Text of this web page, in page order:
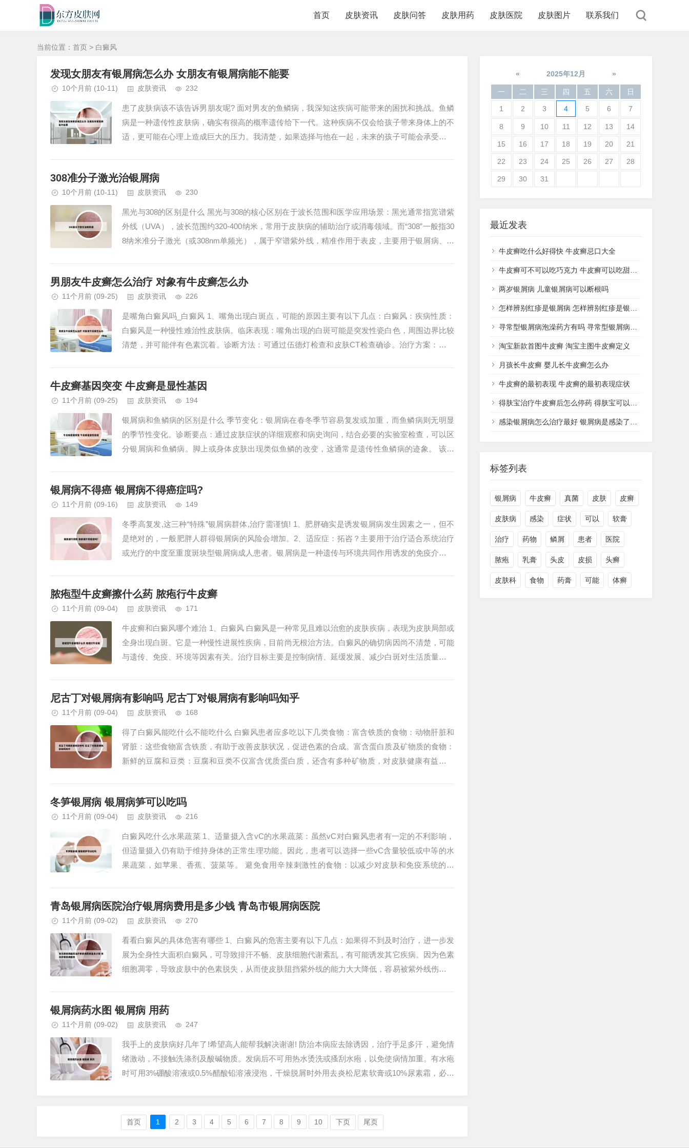
首页 皮肤资讯 皮肤问答 皮肤用药 皮肤医院 皮肤图片 联系我们
当前位置： 首页 > 白癜风
发现女朋友有银屑病怎么办 女朋友有银屑病能不能要
10个月前 (10-11) 皮肤资讯 232
患了皮肤病该不该告诉男朋友呢? 面对男友的鱼鳞病，我深知这疾病可能带来的困扰和挑战。鱼鳞
病是一种遗传性皮肤病，确实有很高的概率遗传给下一代。这种疾病不仅会给孩子带来身体上的不
适，更可能在心理上造成巨大的压力。我清楚，如果选择与他在一起，未来的孩子可能会承受这份
308准分子激光治银屑病
10个月前 (10-11) 皮肤资讯 230
黑光与308的区别是什么 黑光与308的核心区别在于波长范围和医学应用场景：黑光通常指宽谱紫
外线（UVA），波长范围约320-400纳米，常用于皮肤病的辅助治疗或消毒领域。而“308”一般指30
8纳米准分子激光（或308nm单频光），属于窄谱紫外线，精准作用于表皮，主要用于银屑病、白
男朋友牛皮癣怎么治疗 对象有牛皮癣怎么办
11个月前 (09-25) 皮肤资讯 226
是嘴角白癜风吗_白癜风 1、嘴角出现白斑点，可能的原因主要有以下几点：白癜风：疾病性质：
白癜风是一种慢性难治性皮肤病。临床表现：嘴角出现的白斑可能是突发性瓷白色，周围边界比较
清楚，并可能伴有色素沉着。诊断方法：可通过伍德灯检查和皮肤CT检查确诊。治疗方案：涂抹
牛皮癣基因突变 牛皮癣是显性基因
11个月前 (09-25) 皮肤资讯 194
银屑病和鱼鳞病的区别是什么 季节变化：银屑病在春冬季节容易复发或加重，而鱼鳞病则无明显
的季节性变化。诊断要点：通过皮肤症状的详细观察和病史询问，结合必要的实验室检查，可以区
分银屑病和鱼鳞病。脚上或身体皮肤出现类似鱼鳞的改变，这通常是遗传性鱼鳞病的迹象。 该病
银屑病不得癌 银屑病不得癌症吗?
11个月前 (09-16) 皮肤资讯 149
冬季高复发,这三种“特殊”银屑病群体,治疗需谨慎! 1、肥胖确实是诱发银屑病发生因素之一，但不
是绝对的，一般肥胖人群得银屑病的风险会增加。2、适应症：拓咨？主要用于治疗适合系统治疗
或光疗的中度至重度斑块型银屑病成人患者。银屑病是一种遗传与环境共同作用诱发的免疫介导的
脓疱型牛皮癣擦什么药 脓疱行牛皮癣
11个月前 (09-04) 皮肤资讯 171
牛皮癣和白癜风哪个难治 1、白癜风 白癜风是一种常见且难以治愈的皮肤疾病，表现为皮肤局部或
全身出现白斑。它是一种慢性进展性疾病，目前尚无根治方法。白癜风的确切病因尚不清楚，可能
与遗传、免疫、环境等因素有关。治疗目标主要是控制病情、延缓发展、减少白斑对生活质量的影
尼古丁对银屑病有影响吗 尼古丁对银屑病有影响吗知乎
11个月前 (09-04) 皮肤资讯 168
得了白癜风能吃什么不能吃什么 白癜风患者应多吃以下几类食物：富含铁质的食物：动物肝脏和
肾脏：这些食物富含铁质，有助于改善皮肤状况，促进色素的合成。富含蛋白质及矿物质的食物：
新鲜的豆腐和豆类：豆腐和豆类不仅富含优质蛋白质，还含有多种矿物质，对皮肤健康有益。瘦
冬笋银屑病 银屑病笋可以吃吗
11个月前 (09-04) 皮肤资讯 216
白癜风吃什么水果蔬菜 1、适量摄入含vC的水果蔬菜：虽然vC对白癜风患者有一定的不利影响，
但适量摄入仍有助于维持身体的正常生理功能。因此，患者可以选择一些vC含量较低或中等的水
果蔬菜，如苹果、香蕉、菠菜等。 避免食用辛辣刺激性的食物：以减少对皮肤和免疫系统的刺
青岛银屑病医院治疗银屑病费用是多少钱 青岛市银屑病医院
11个月前 (09-02) 皮肤资讯 270
看看白癜风的具体危害有哪些 1、白癜风的危害主要有以下几点：如果得不到及时治疗，进一步发
展为全身性大面积白癜风，可导致排汗不畅、皮肤细胞代谢紊乱，有可能诱发其它疾病。因为色素
细胞凋零，导致皮肤中的色素脱失，从而使皮肤阻挡紫外线的能力大大降低，容易被紫外线伤害而
银屑病药水图 银屑病 用药
11个月前 (09-02) 皮肤资讯 247
我手上的皮肤病好几年了!希望高人能帮我解决谢谢! 防治本病应去除诱因，治疗手足多汗，避免情
绪激动，不接触洗涤剂及酸碱物质。发病后不可用热水烫洗或搔刮水疱，以免使病情加重。有水疱
时可用3%硼酸溶液或0.5%醋酸铅溶液浸泡，干燥脱屑时外用去炎松尼素软膏或10%尿素霜，必要
首页 1 2 3 4 5 6 7 8 9 10 下页 尾页
« 2025年12月 »
一 二 三 四 五 六 日
1 2 3 4 5 6 7
8 9 10 11 12 13 14
15 16 17 18 19 20 21
22 23 24 25 26 27 28
29 30 31
最近发表
牛皮癣吃什么好得快 牛皮癣忌口大全
牛皮癣可不可以吃巧克力 牛皮癣可以吃甜品吗
两岁银屑病 儿童银屑病可以断根吗
怎样辨别红疹是银屑病 怎样辨别红疹是银屑病还是湿疹
寻常型银屑病泡澡药方有吗 寻常型银屑病用什么药洗
淘宝新款首图牛皮癣 淘宝主图牛皮癣定义
月孩长牛皮癣 婴儿长牛皮癣怎么办
牛皮癣的最初表现 牛皮癣的最初表现症状
得肤宝治疗牛皮癣后怎么停药 得肤宝可以治疗湿疹吗
感染银屑病怎么治疗最好 银屑病是感染了什么病菌
标签列表
银屑病 牛皮癣 真菌 皮肤 皮癣
皮肤病 感染 症状 可以 软膏
治疗 药物 鳞屑 患者 医院
脓疱 乳膏 头皮 皮损 头癣
皮肤科 食物 药膏 可能 体癣